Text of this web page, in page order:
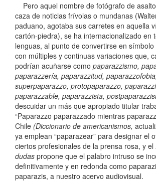
Pero aquel nombre de fotógrafo de
caza de noticias frívolas o mundanas
paduano, agotaba sus carretes en aquella
cartón-piedra), se ha internacionalizado en
lenguas, al punto de convertirse en
con múltiples y continuas variaciones que,
podrían acuñarse como paparazzismo,
paparazzería, paparazzitud, paparazzofobia,
superpaparazzo, protopaparazzo,
paparazzable, paparazzista,
descuidar un más que apropiado titular
“Paparazzo paparazzado mientras
Chile (Diccionario de americanismos,
ya emplean “paparazear” para designar el
ciertos profesionales de la prensa rosa, y el
dudas propone que el palabro intruso se
definitivamente y en redonda como
paparazis, a nuestro acervo audiovisual.